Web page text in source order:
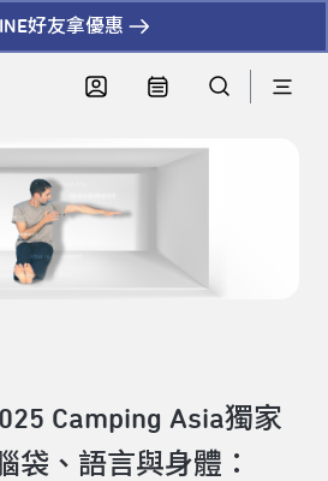
好友拿優惠
Camping Asia獨家
袋、語言與身體：